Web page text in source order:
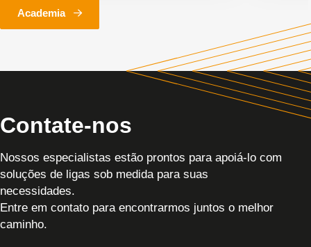
Academia
Contate-nos
Nossos especialistas estão prontos para apoiá-lo com
soluções de ligas sob medida para suas
necessidades.
Entre em contato para encontrarmos juntos o melhor
caminho.